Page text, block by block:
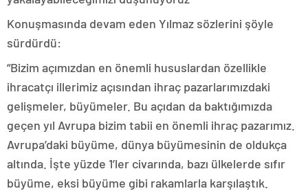
Konuşmasında devam eden Yılmaz sözlerini şöyle
sürdürdü:
“Bizim açımızdan en önemli hususlardan özellikle
ihracatçı illerimiz açısından ihraç pazarlarımızdaki
gelişmeler, büyümeler. Bu açıdan da baktığımızda
geçen yıl Avrupa bizim tabii en önemli ihraç pazarımız.
Avrupa’daki büyüme, dünya büyümesinin de oldukça
altında. İşte yüzde 1’ler civarında, bazı ülkelerde sıfır
büyüme, eksi büyüme gibi rakamlarla karşılaştık.